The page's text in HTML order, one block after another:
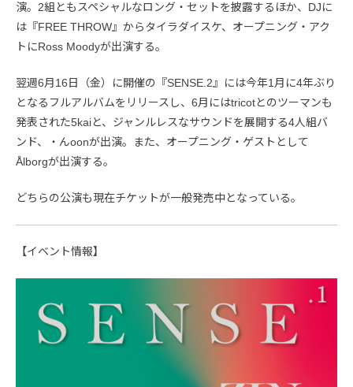
演。2組ともスペシャルなロング・セットを披露するほか、DJに
は『FREE THROW』からタイラダイスケ、オープニング・アク
トにRoss Moodyが出演する。
翌週6月16日（金）に開催の『SENSE.2』には今年1月に4年ぶり
となるフルアルバムをリリースし、6月にはtricotとのツーマンも
発表された5kaiと、ジャンルレスなサウンドを展開する4人組バ
ンド、・んoonが出演。また、オープニング・ゲストとして
Ålborgが出演する。
どちらの公演も現在チケットが一般発売中となっている。
【イベント情報】